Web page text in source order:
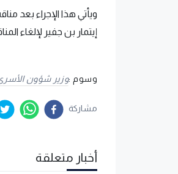
ويأتي هذا الإجراء بعد
إيتمار بن جفير لإلغاء
وسوم :وزير شؤون
مشاركة
أخبار متعلقة